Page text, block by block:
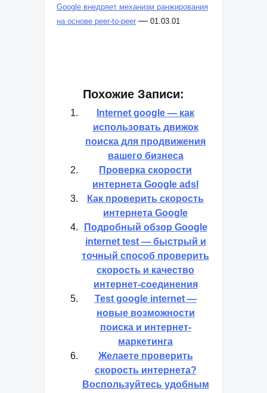
Google внедряет механизм ранжирования
на основе peer-to-peer — 01.03.01
Похожие Записи:
Internet google — как
использовать движок
поиска для продвижения
вашего бизнеса
Проверка скорости
интернета Google adsl
Как проверить скорость
интернета Google
Подробный обзор Google
internet test — быстрый и
точный способ проверить
скорость и качество
интернет-соединения
Test google internet —
новые возможности
поиска и интернет-
маркетинга
Желаете проверить
скорость интернета?
Воспользуйтесь удобным